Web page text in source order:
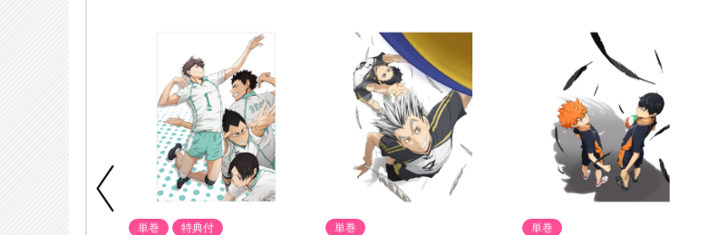
単巻 特典付 単巻 単巻